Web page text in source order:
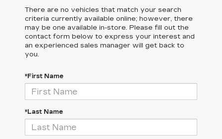
There are no vehicles that match your search
criteria currently available online; however, there
may be one available in-store. Please fill out the
contact form below to express your interest and
an experienced sales manager will get back to
you.
*First Name
*Last Name